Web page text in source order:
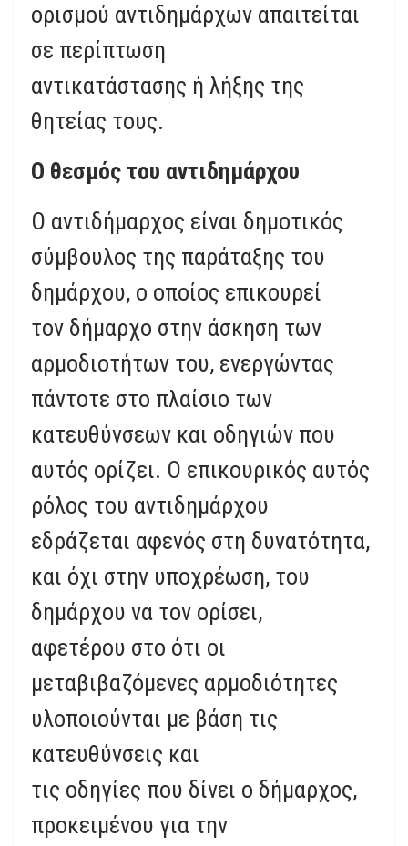
ορισμού αντιδημάρχων απαιτείται
σε περίπτωση
αντικατάστασης ή λήξης της
θητείας τους.
Ο θεσμός του αντιδημάρχου
Ο αντιδήμαρχος είναι δημοτικός
σύμβουλος της παράταξης του
δημάρχου, ο οποίος επικουρεί
τον δήμαρχο στην άσκηση των
αρμοδιοτήτων του, ενεργώντας
πάντοτε στο πλαίσιο των
κατευθύνσεων και οδηγιών που
αυτός ορίζει. Ο επικουρικός αυτός
ρόλος του αντιδημάρχου
εδράζεται αφενός στη δυνατότητα,
και όχι στην υποχρέωση, του
δημάρχου να τον ορίσει,
αφετέρου στο ότι οι
μεταβιβαζόμενες αρμοδιότητες
υλοποιούνται με βάση τις
κατευθύνσεις και
τις οδηγίες που δίνει o δήμαρχος,
προκειμένου για την